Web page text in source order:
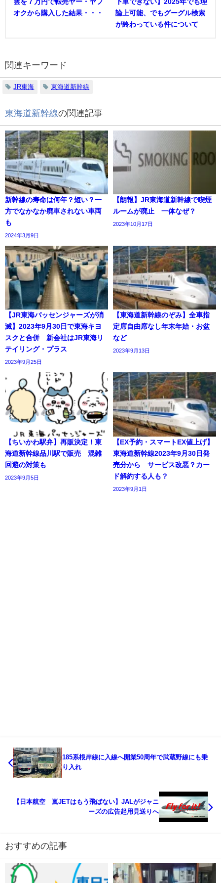
雲を７万円で転売ヤー・ヤフ
オクから購入した結果・・・
下車できない】2025年でも理
論上可能、でもグーグル検索
が終わっている件について
関連キーワード
JR東海 東海道新幹線
東海道新幹線の関連記事
新幹線の寿命は何年？短い？一
方でなかなか廃車されない車両
も
2024年3月9日
【朗報】JR東海道新幹線で喫煙
ルームが廃止 一体なぜ？
2023年10月17日
【JR東海パッセンジャーズが消
滅】2023年9月30日で東海キヨ
スクと合併 新会社はJR東海リ
テイリング・プラス
2023年9月25日
【東海道新幹線のぞみ】全車指
定席自由席なし年末年始・お盆
など
2023年9月13日
【ちいかわ駅弁】再販決定！東
海道新幹線品川駅で販売 混雑
回避の対策も
2023年9月5日
【EX予約・スマートEX値上げ】
東海道新幹線2023年9月30日発
売分から サービス改悪？カー
ド解約する人も？
2023年9月1日
185系根岸線に入線へ開業50周年で武蔵野線にも乗
り入れ
【日本航空 嵐JETはもう飛ばない】JALがジャニ
ーズの広告起用見送りへ
おすすめの記事